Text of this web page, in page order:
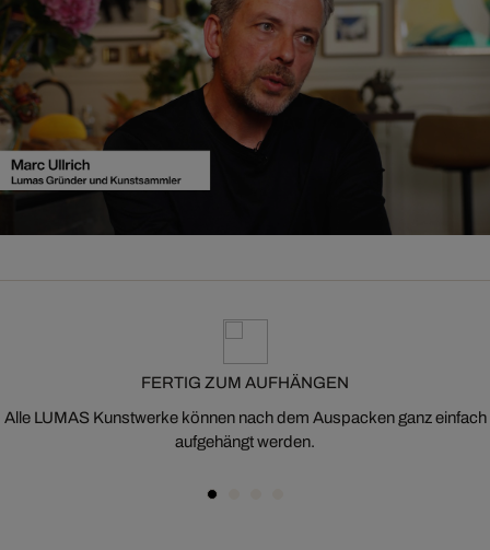
FERTIG ZUM AUFHÄNGEN
Alle LUMAS Kunstwerke können nach dem Auspacken ganz einfach
aufgehängt werden.